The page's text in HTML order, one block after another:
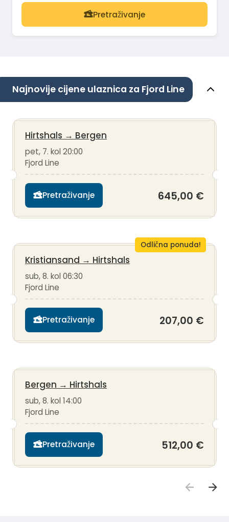
Pretraživanje
Najnovije cijene ulaznica za Fjord Line
Hirtshals → Bergen
pet, 7. kol 20:00
Fjord Line
Pretraživanje 645,00 €
Odlična ponuda!
Kristiansand → Hirtshals
sub, 8. kol 06:30
Fjord Line
Pretraživanje 207,00 €
Bergen → Hirtshals
sub, 8. kol 14:00
Fjord Line
Pretraživanje 512,00 €